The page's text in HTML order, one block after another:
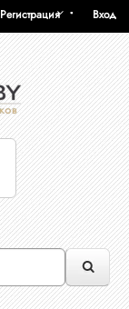
Вход
Регистрация